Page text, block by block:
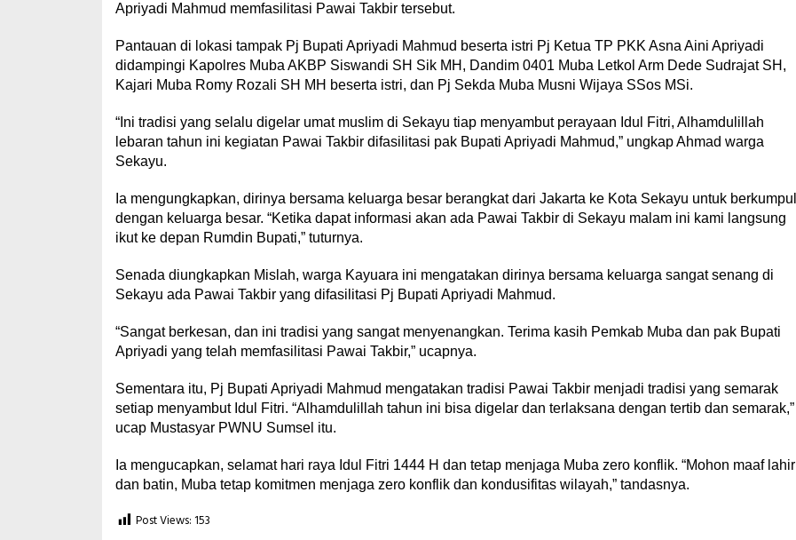
Apriyadi Mahmud memfasilitasi Pawai Takbir tersebut.
Pantauan di lokasi tampak Pj Bupati Apriyadi Mahmud beserta istri Pj Ketua TP PKK Asna Aini Apriyadi
didampingi Kapolres Muba AKBP Siswandi SH Sik MH, Dandim 0401 Muba Letkol Arm Dede Sudrajat SH,
Kajari Muba Romy Rozali SH MH beserta istri, dan Pj Sekda Muba Musni Wijaya SSos MSi.
“Ini tradisi yang selalu digelar umat muslim di Sekayu tiap menyambut perayaan Idul Fitri, Alhamdulillah
lebaran tahun ini kegiatan Pawai Takbir difasilitasi pak Bupati Apriyadi Mahmud,” ungkap Ahmad warga
Sekayu.
Ia mengungkapkan, dirinya bersama keluarga besar berangkat dari Jakarta ke Kota Sekayu untuk berkumpul
dengan keluarga besar. “Ketika dapat informasi akan ada Pawai Takbir di Sekayu malam ini kami langsung
ikut ke depan Rumdin Bupati,” tuturnya.
Senada diungkapkan Mislah, warga Kayuara ini mengatakan dirinya bersama keluarga sangat senang di
Sekayu ada Pawai Takbir yang difasilitasi Pj Bupati Apriyadi Mahmud.
“Sangat berkesan, dan ini tradisi yang sangat menyenangkan. Terima kasih Pemkab Muba dan pak Bupati
Apriyadi yang telah memfasilitasi Pawai Takbir,” ucapnya.
Sementara itu, Pj Bupati Apriyadi Mahmud mengatakan tradisi Pawai Takbir menjadi tradisi yang semarak
setiap menyambut Idul Fitri. “Alhamdulillah tahun ini bisa digelar dan terlaksana dengan tertib dan semarak,”
ucap Mustasyar PWNU Sumsel itu.
Ia mengucapkan, selamat hari raya Idul Fitri 1444 H dan tetap menjaga Muba zero konflik. “Mohon maaf lahir
dan batin, Muba tetap komitmen menjaga zero konflik dan kondusifitas wilayah,” tandasnya.
Post Views: 153